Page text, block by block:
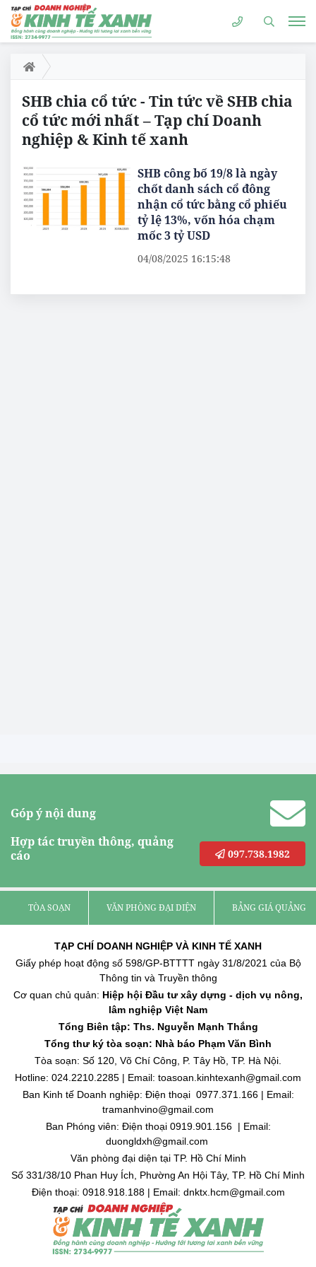
SHB chia cổ tức - Tin tức về SHB chia
cổ tức mới nhất – Tạp chí Doanh
nghiệp & Kinh tế xanh
SHB công bố 19/8 là ngày
chốt danh sách cổ đông
nhận cổ tức bằng cổ phiếu
tỷ lệ 13%, vốn hóa chạm
mốc 3 tỷ USD
04/08/2025 16:15:48
Góp ý nội dung
Hợp tác truyền thông, quảng
cáo
097.738.1982
TÒA SOẠN VĂN PHÒNG ĐẠI DIỆN BẢNG GIÁ QUẢNG
TẠP CHÍ DOANH NGHIỆP VÀ KINH TẾ XANH
Giấy phép hoạt động số 598/GP-BTTTT ngày 31/8/2021 của Bộ
Thông tin và Truyền thông
Cơ quan chủ quản: Hiệp hội Đầu tư xây dựng - dịch vụ nông,
lâm nghiệp Việt Nam
Tổng Biên tập: Ths. Nguyễn Mạnh Thắng
Tổng thư ký tòa soạn: Nhà báo Phạm Văn Bình
Tòa soạn: Số 120, Võ Chí Công, P. Tây Hồ, TP. Hà Nội.
Hotline: 024.2210.2285 | Email: toasoan.kinhtexanh@gmail.com
Ban Kinh tế Doanh nghiệp: Điện thoại 0977.371.166 | Email:
tramanhvino@gmail.com
Ban Phóng viên: Điện thoại 0919.901.156 | Email:
duongldxh@gmail.com
Văn phòng đại diện tại TP. Hồ Chí Minh
Số 331/38/10 Phan Huy Ích, Phường An Hội Tây, TP. Hồ Chí Minh
Điện thoại: 0918.918.188 | Email: dnktx.hcm@gmail.com